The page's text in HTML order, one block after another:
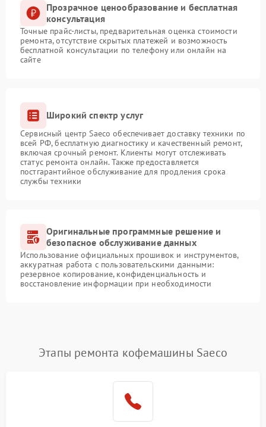
Прозрачное ценообразование и бесплатная
консультация
Точные прайс-листы, предварительная оценка стоимости
ремонта, отсутствие скрытых платежей и возможность
бесплатной консультации по телефону или онлайн на
сайте
Широкий спектр услуг
Сервисный центр Saeco обеспечивает доставку техники по
всей РФ, бесплатную диагностику и качественный ремонт,
включая срочный ремонт. Клиенты могут отслеживать
статус ремонта онлайн. Также предоставляется
постгарантийное обслуживание для продления срока
службы техники
Оригинальные программные решение и
безопасное обслуживание данных
Использование официальных прошивок и инструментов,
аккуратная работа с пользовательскими данными:
резервное копирование, конфиденциальность и
восстановление информации при необходимости
Этапы ремонта кофемашины Saeco